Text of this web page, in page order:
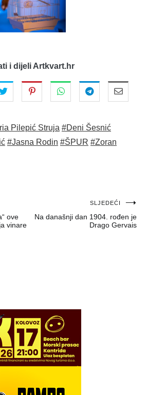
i dijeli Artkvart.hr
Pilepić Struja #Deni Šesnić
#Jasna Rodin #ŠPUR #Zoran
ove
vinare
SLJEDEĆI
Na današnji dan 1904. rođen je
Drago Gervais